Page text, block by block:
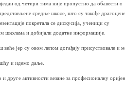
од четири тима није пропустио да обавести о
средње школе, што су такође драгоцене
покретала се дискусија, ученици су
школама и добијали додатне информације.
веће јер су овом лепом догађају присуствовале
и идемо даље.
и друге активности везане за професионалну